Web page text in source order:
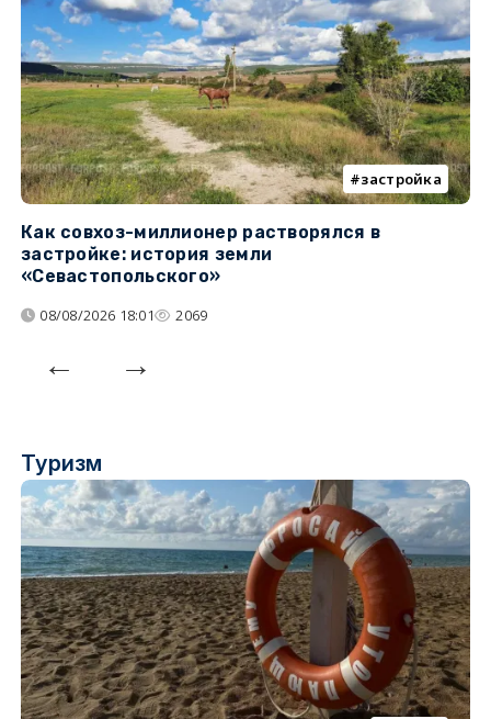
застройка
Как совхоз-миллионер растворялся в
застройке: история земли
«Севастопольского»
08/08/2026 18:01 2069
Туризм